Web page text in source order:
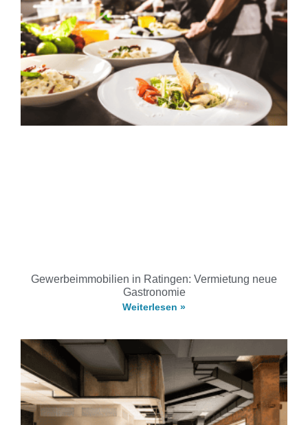
Gewerbeimmobilien in Ratingen: Vermietung neue
Gastronomie
Weiterlesen »